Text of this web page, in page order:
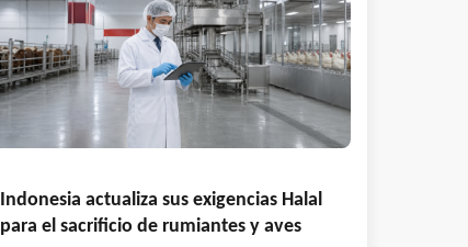
Indonesia actualiza sus exigencias Halal
para el sacrificio de rumiantes y aves